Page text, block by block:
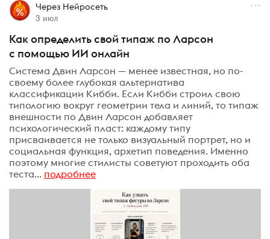
Через Нейросеть
3 июл
Как определить свой типаж по Ларсон
с помощью ИИ онлайн
Система Двин Ларсон — менее известная, но по-
своему более глубокая альтернатива
классификации Кибби. Если Кибби строил свою
типологию вокруг геометрии тела и линий, то типаж
внешности по Двин Ларсон добавляет
психологический пласт: каждому типу
присваивается не только визуальный портрет, но и
социальная функция, архетип поведения. Именно
поэтому многие стилисты советуют проходить оба
теста... подробнее